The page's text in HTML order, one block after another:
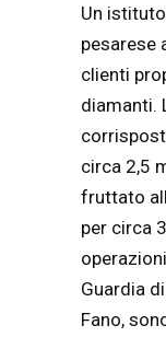
Un
pesarese
clienti
diamanti.
circa 2,5
fruttato
per circa
Guardia
Fano,